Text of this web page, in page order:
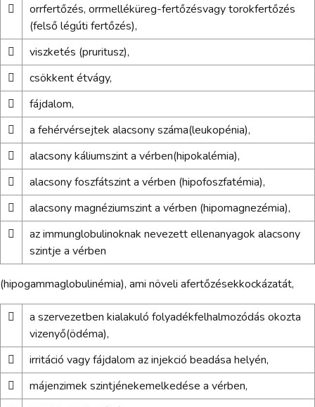

orrfertőzés, orrmelléküreg-fertőzésvagy torokfertőzés
(felső légúti fertőzés),

viszketés (pruritusz),

csökkent étvágy,

fájdalom,

a fehérvérsejtek alacsony száma(leukopénia),

alacsony káliumszint a vérben(hipokalémia),

alacsony foszfátszint a vérben (hipofoszfatémia),

alacsony magnéziumszint a vérben (hipomagnezémia),

az immunglobulinoknak nevezett ellenanyagok alacsony
szintje a vérben
(hipogammaglobulinémia), ami növeli afertőzésekkockázatát,

a szervezetben kialakuló folyadékfelhalmozódás okozta
vizenyő(ödéma),

irritáció vagy fájdalom az injekció beadása helyén,

májenzimek szintjénekemelkedése a vérben,